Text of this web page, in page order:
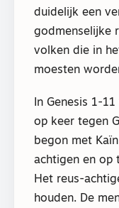
duidelijk een
godmenselijke
volken die in
moesten
In Genesis 1-
op keer tegen
begon met
achtigen en op
Het reus-
houden. De